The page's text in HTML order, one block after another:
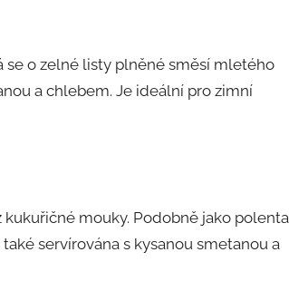
se o zelné listy plněné směsí mletého
a chlebem. Je ideální pro zimní
mouky. Podobně jako polenta
servírována s kysanou smetanou a